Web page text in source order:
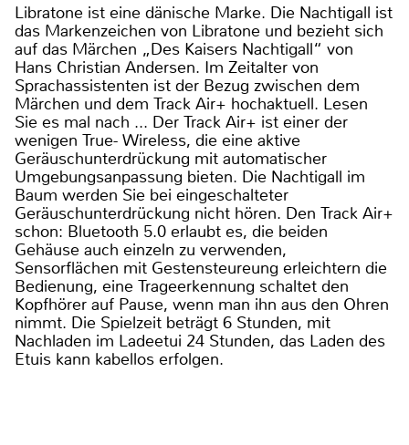
Libratone ist eine dänische Marke. Die Nachtigall ist
das Markenzeichen von Libratone und bezieht sich
auf das Märchen „Des Kaisers Nachtigall“ von
Hans Christian Andersen. Im Zeitalter von
Sprachassistenten ist der Bezug zwischen dem
Märchen und dem Track Air+ hochaktuell. Lesen
Sie es mal nach ... Der Track Air+ ist einer der
wenigen True- Wireless, die eine aktive
Geräuschunterdrückung mit automatischer
Umgebungsanpassung bieten. Die Nachtigall im
Baum werden Sie bei eingeschalteter
Geräuschunterdrückung nicht hören. Den Track Air+
schon: Bluetooth 5.0 erlaubt es, die beiden
Gehäuse auch einzeln zu verwenden,
Sensorflächen mit Gestensteureung erleichtern die
Bedienung, eine Trageerkennung schaltet den
Kopfhörer auf Pause, wenn man ihn aus den Ohren
nimmt. Die Spielzeit beträgt 6 Stunden, mit
Nachladen im Ladeetui 24 Stunden, das Laden des
Etuis kann kabellos erfolgen.